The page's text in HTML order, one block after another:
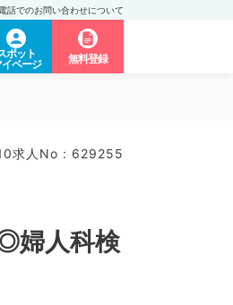
話でのお問い合わせについて
ポット
イページ
無料登録
求人No : 629255
婦人科検